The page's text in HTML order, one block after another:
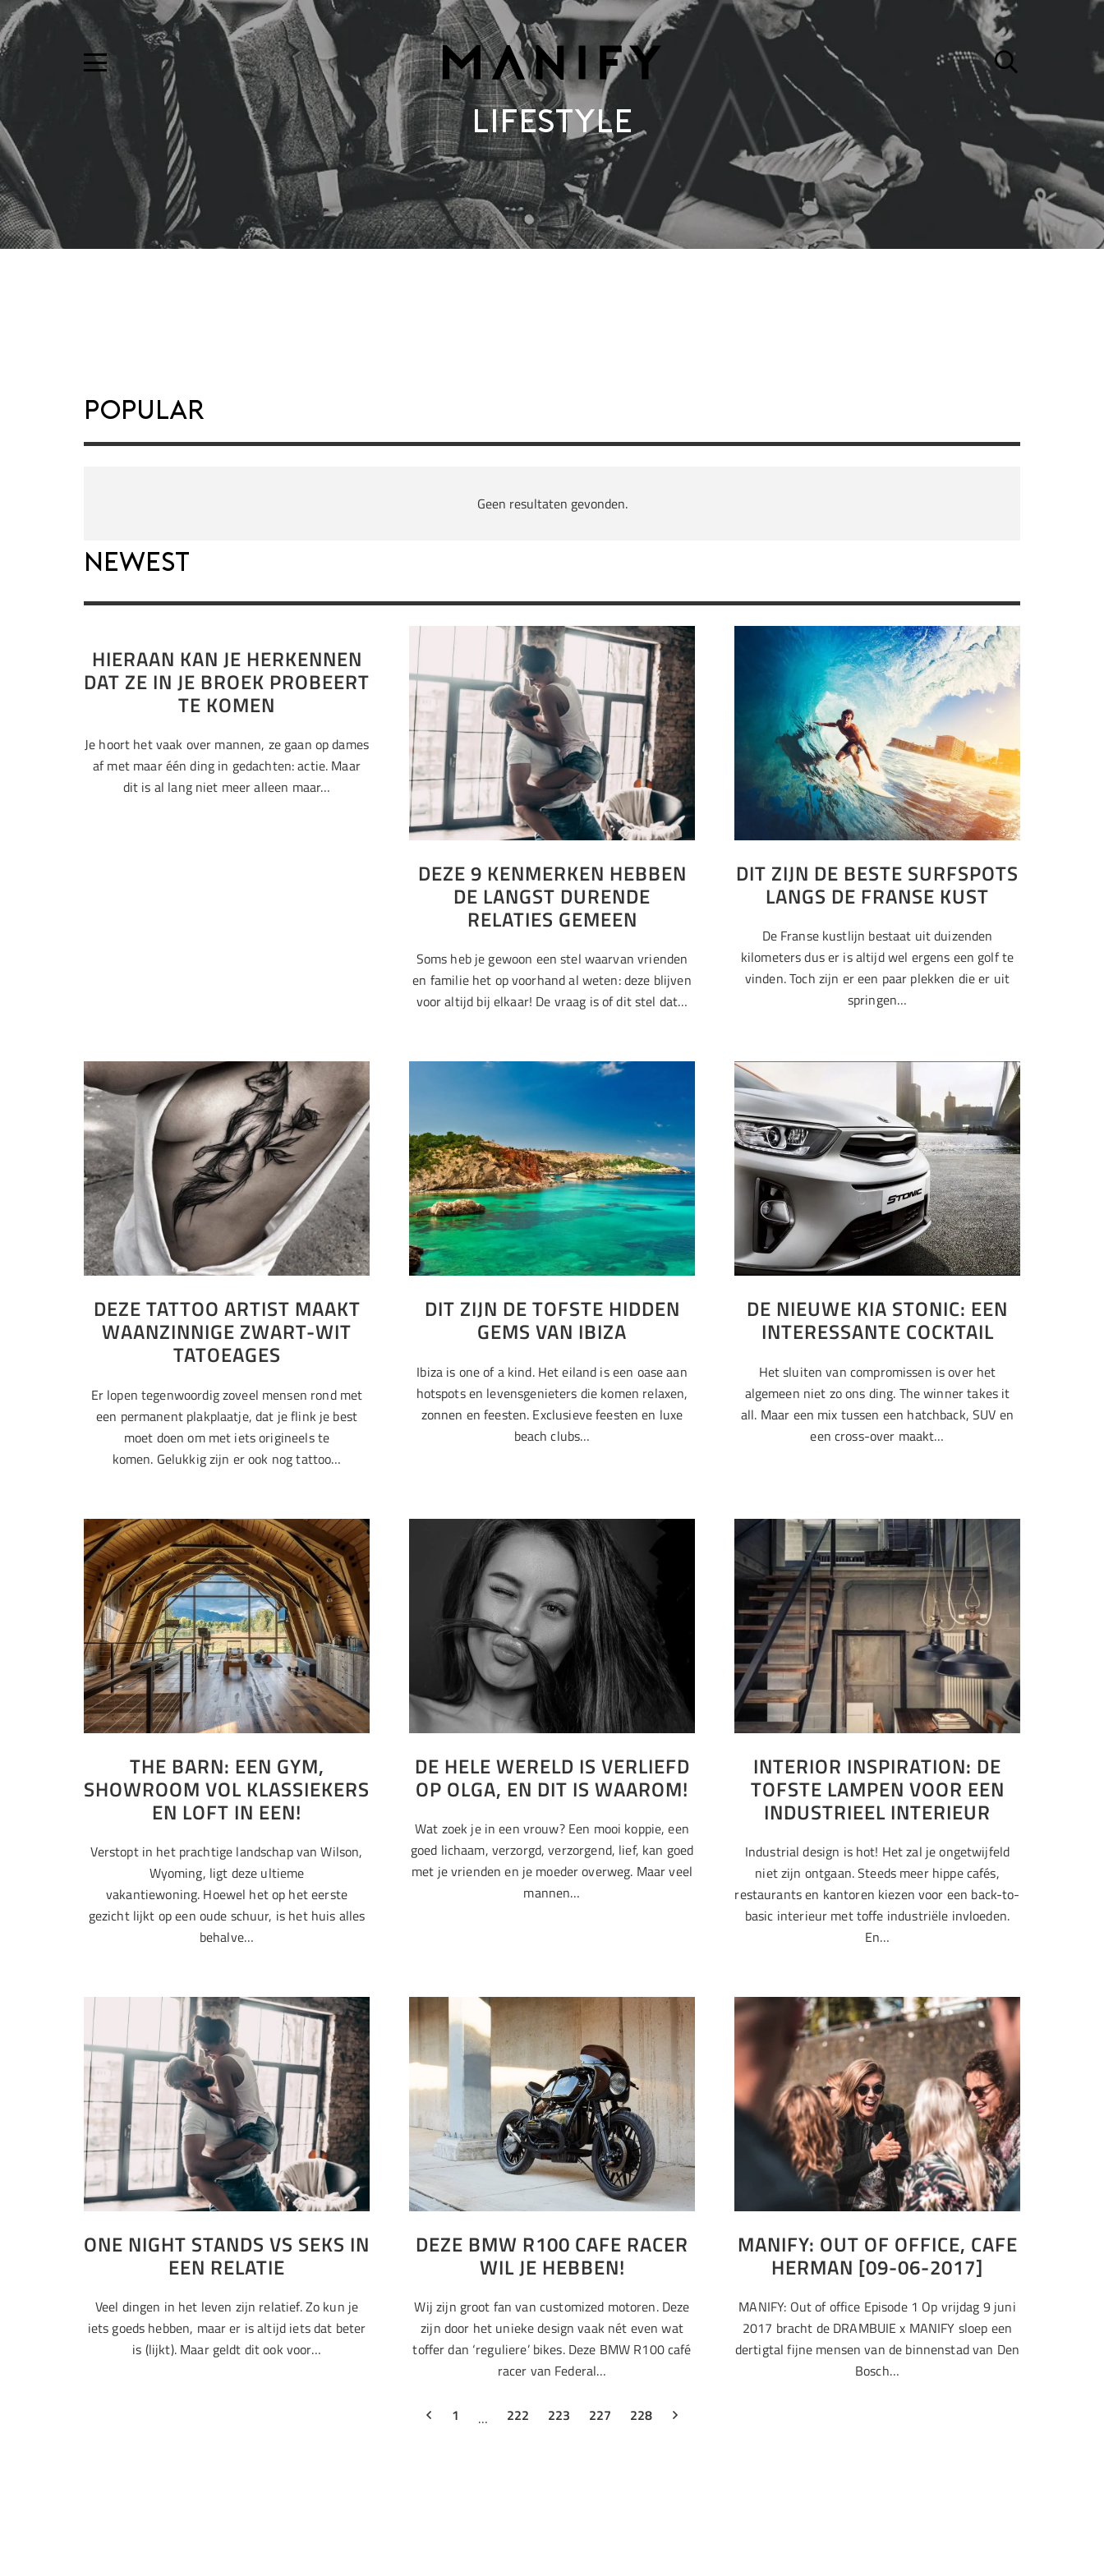
Lifestyle
Popular
Geen resultaten gevonden.
Newest
HIERAAN KAN JE HERKENNEN
DAT ZE IN JE BROEK PROBEERT
TE KOMEN
Je hoort het vaak over mannen, ze gaan op dames
af met maar één ding in gedachten: actie. Maar
dit is al lang niet meer alleen maar…
DEZE 9 KENMERKEN HEBBEN
DE LANGST DURENDE
RELATIES GEMEEN
Soms heb je gewoon een stel waarvan vrienden
en familie het op voorhand al weten: deze blijven
voor altijd bij elkaar! De vraag is of dit stel dat…
DIT ZIJN DE BESTE SURFSPOTS
LANGS DE FRANSE KUST
De Franse kustlijn bestaat uit duizenden
kilometers dus er is altijd wel ergens een golf te
vinden. Toch zijn er een paar plekken die er uit
springen…
DEZE TATTOO ARTIST MAAKT
WAANZINNIGE ZWART-WIT
TATOEAGES
Er lopen tegenwoordig zoveel mensen rond met
een permanent plakplaatje, dat je flink je best
moet doen om met iets origineels te
komen. Gelukkig zijn er ook nog tattoo…
DIT ZIJN DE TOFSTE HIDDEN
GEMS VAN IBIZA
Ibiza is one of a kind. Het eiland is een oase aan
hotspots en levensgenieters die komen relaxen,
zonnen en feesten. Exclusieve feesten en luxe
beach clubs…
DE NIEUWE KIA STONIC: EEN
INTERESSANTE COCKTAIL
Het sluiten van compromissen is over het
algemeen niet zo ons ding. The winner takes it
all. Maar een mix tussen een hatchback, SUV en
een cross-over maakt…
THE BARN: EEN GYM,
SHOWROOM VOL KLASSIEKERS
EN LOFT IN EEN!
Verstopt in het prachtige landschap van Wilson,
Wyoming, ligt deze ultieme
vakantiewoning. Hoewel het op het eerste
gezicht lijkt op een oude schuur, is het huis alles
behalve…
DE HELE WERELD IS VERLIEFD
OP OLGA, EN DIT IS WAAROM!
Wat zoek je in een vrouw? Een mooi koppie, een
goed lichaam, verzorgd, verzorgend, lief, kan goed
met je vrienden en je moeder overweg. Maar veel
mannen…
INTERIOR INSPIRATION: DE
TOFSTE LAMPEN VOOR EEN
INDUSTRIEEL INTERIEUR
Industrial design is hot! Het zal je ongetwijfeld
niet zijn ontgaan. Steeds meer hippe cafés,
restaurants en kantoren kiezen voor een back-to-
basic interieur met toffe industriële invloeden.
En…
ONE NIGHT STANDS VS SEKS IN
EEN RELATIE
Veel dingen in het leven zijn relatief. Zo kun je
iets goeds hebben, maar er is altijd iets dat beter
is (lijkt). Maar geldt dit ook voor…
DEZE BMW R100 CAFE RACER
WIL JE HEBBEN!
Wij zijn groot fan van customized motoren. Deze
zijn door het unieke design vaak nét even wat
toffer dan ‘reguliere’ bikes. Deze BMW R100 café
racer van Federal…
MANIFY: OUT OF OFFICE, CAFE
HERMAN [09-06-2017]
MANIFY: Out of office Episode 1 Op vrijdag 9 juni
2017 bracht de DRAMBUIE x MANIFY sloep een
dertigtal fijne mensen van de binnenstad van Den
Bosch…
1 … 222 223 227 228